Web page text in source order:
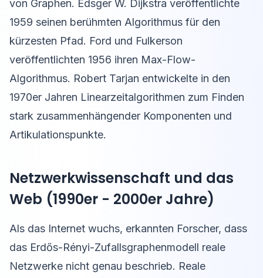
von Graphen. Edsger W. Dijkstra veröffentlichte
1959 seinen berühmten Algorithmus für den
kürzesten Pfad. Ford und Fulkerson
veröffentlichten 1956 ihren Max-Flow-
Algorithmus. Robert Tarjan entwickelte in den
1970er Jahren Linearzeitalgorithmen zum Finden
stark zusammenhängender Komponenten und
Artikulationspunkte.
Netzwerkwissenschaft und das
Web (1990er - 2000er Jahre)
Als das Internet wuchs, erkannten Forscher, dass
das Erdős-Rényi-Zufallsgraphenmodell reale
Netzwerke nicht genau beschrieb. Reale